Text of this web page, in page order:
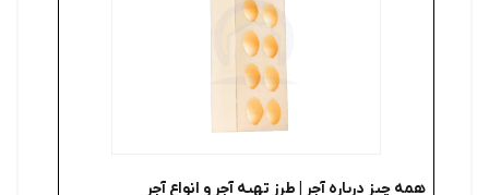
همه چیز درباره آجر | طرز تهیه آجر و انواع آجر